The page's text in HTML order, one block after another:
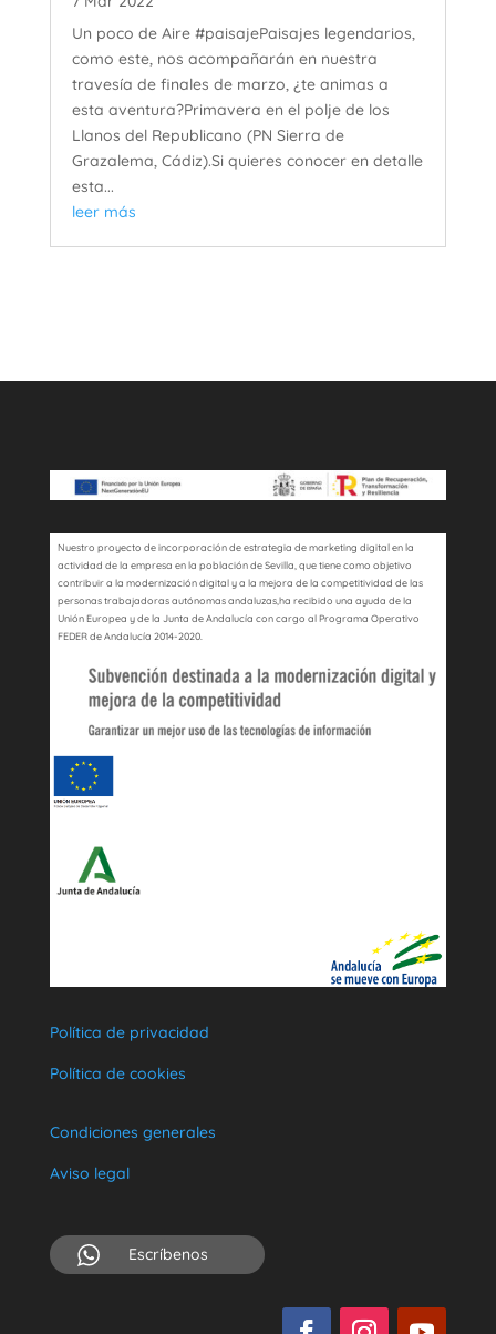
Un poco de Aire #paisajePaisajes legendarios,
como este, nos acompañarán en nuestra
travesía de finales de marzo, ¿te animas a
esta aventura?Primavera en el polje de los
Llanos del Republicano (PN Sierra de
Grazalema, Cádiz).Si quieres conocer en detalle
esta...
leer más
Nuestro proyecto de incorporación de estrategia de marketing digital en la
actividad de la empresa en la población de Sevilla, que tiene como objetivo
contribuir a la modernización digital y a la mejora de la competitividad de las
personas trabajadoras autónomas andaluzas,ha recibido una ayuda de la
Unión Europea y de la Junta de Andalucía con cargo al Programa Operativo
FEDER de Andalucía 2014-2020.
Política de privacidad
Política de cookies
Condiciones generales
Aviso legal
Escríbenos